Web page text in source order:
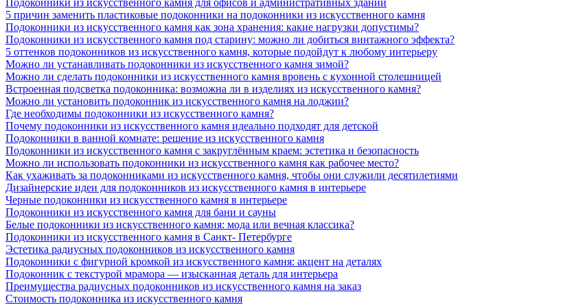
Подоконники из искусственного камня для офисов и административных зданий
5 причин заменить пластиковые подоконники на подоконники из искусственного камня
Подоконники из искусственного камня как зона хранения: какие нагрузки допустимы?
Подоконники из искусственного камня под старину: можно ли добиться винтажного эффекта?
5 оттенков подоконников из искусственного камня, которые подойдут к любому интерьеру
Можно ли устанавливать подоконники из искусственного камня зимой?
Можно ли сделать подоконники из искусственного камня вровень с кухонной столешницей
Встроенная подсветка подоконника: возможна ли в изделиях из искусственного камня?
Можно ли установить подоконник из искусственного камня на лоджии?
Где необходимы подоконники из искусственного камня?
Почему подоконники из искусственного камня идеально подходят для детской
Подоконники в ванной комнате: решение из искусственного камня
Подоконники из искусственного камня с закруглённым краем: эстетика и безопасность
Можно ли использовать подоконники из искусственного камня как рабочее место?
Как ухаживать за подоконниками из искусственного камня, чтобы они служили десятилетиями
Дизайнерские идеи для подоконников из искусственного камня в интерьере
Черные подоконники из искусственного камня в интерьере
Подоконники из искусственного камня для бани и сауны
Белые подоконники из искусственного камня: мода или вечная классика?
Подоконники из искусственного камня в Санкт- Петербурге
Эстетика радиусных подоконников из искусственного камня
Подоконники с фигурной кромкой из искусственного камня: акцент на деталях
Подоконник с текстурой мрамора — изысканная деталь для интерьера
Преимущества радиусных подоконников из искусственного камня на заказ
Стоимость подоконника из искусственного камня